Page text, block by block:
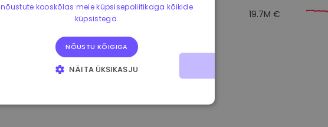
-4.80% 19.7M €
nõustute kooskõlas meie küpsisepoliitikaga kõikide
küpsistega.
NÕUSTU KÕIGIGA
NÄITA ÜKSIKASJU